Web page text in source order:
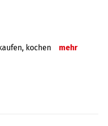
kochen mehr